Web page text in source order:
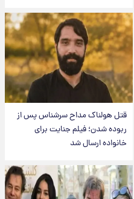
قتل هولناک مداح سرشناس پس از
ربوده شدن؛ فیلم جنایت برای
خانواده ارسال شد